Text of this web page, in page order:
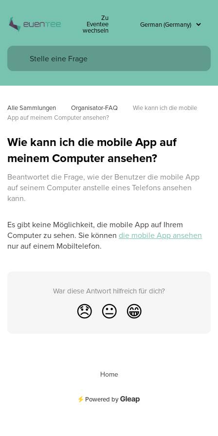
Zu
Eventee
wechseln
Alle Sammlungen Organisator-FAQ
Wie kann ich die mobile
App auf meinem Computer ansehen?
Wie kann ich die mobile App auf
meinem Computer ansehen?
Beantwortet die Frage, wie der Benutzer die mobile App
auf seinem Computer anstelle eines Telefons ansehen
kann.
Es gibt keine Möglichkeit, die mobile App auf Ihrem
Computer zu sehen. Sie können die mobile App ansehen
nur auf einem Mobiltelefon.
War diese Antwort hilfreich für dich?
😞 😐 😁
Home
Powered by